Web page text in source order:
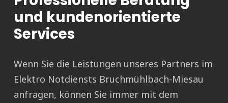
und kundenorientierte
Services
Wenn Sie die Leistungen unseres Partners im
Elektro Notdiensts Bruchmühlbach-Miesau
anfragen, können Sie immer mit dem